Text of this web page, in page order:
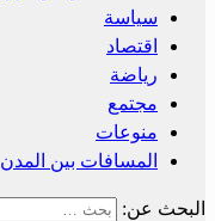
سياسة
اقتصاد
رياضة
مجتمع
منوعات
المسافات بين المدن
البحث عن: